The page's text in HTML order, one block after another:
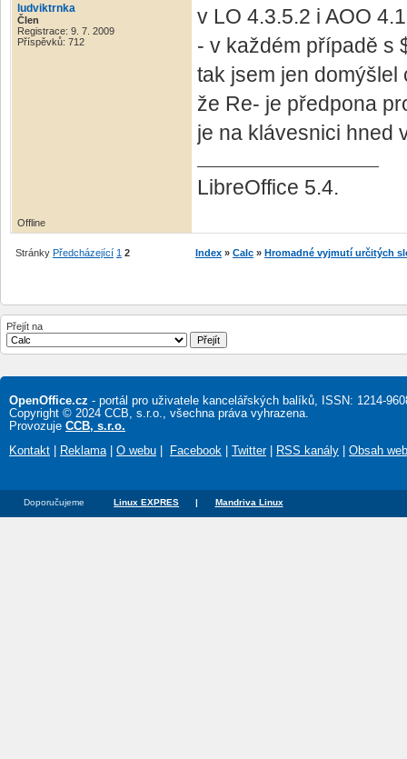
ludviktrnka
Člen
Registrace: 9. 7. 2009
Příspěvků: 712
v LO 4.3.5.2 i AOO
- v každém případě s
tak jsem jen domýšlel
že Re- je předpona
je na klávesnici hned
LibreOffice 5.4.
Offline
Stránky Předcházející 1 2 Index » Calc » Hromadné vyjmutí určitých
Přejít na
OpenOffice.cz - portál pro uživatele kancelářských balíků, ISSN: 1214-
Copyright © 2024 CCB, s.r.o., všechna práva vyhrazena.
Provozuje CCB, s.r.o.
Kontakt
Reklama| O webu Facebook Twitter| RSS kanály Obsah
Doporučujeme Linux EXPRES | Mandriva Linux